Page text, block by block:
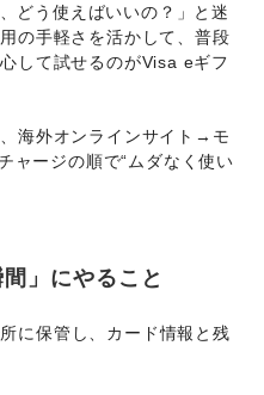
どう使えばいいの？」と迷
の手軽さを活かして、普段
して試せるのがVisa eギフ
海外オンラインサイト→モ
ージの順で“ムダなく使い
」にやること
に保管し、カード情報と残